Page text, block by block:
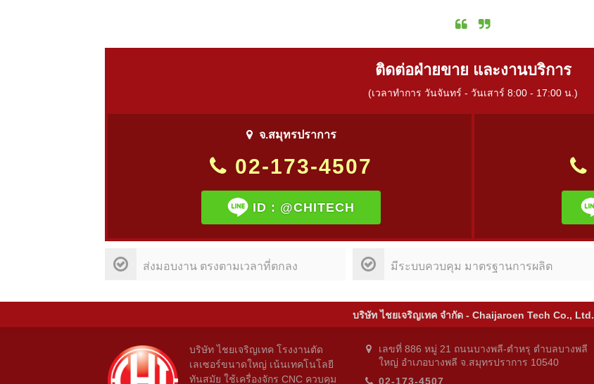
ติดต่อฝ่ายขาย และงานบริการ
(เวลาทำการ วันจันทร์ - วันเสาร์ 8:00 - 17:00 น.)
จ.สมุทรปราการ
02-173-4507
ID : @CHITECH
ส่งมอบงาน ตรงตามเวลาที่ตกลง มีระบบควบคุม มาตรฐานการผลิต
บริษัท ไชยเจริญเทค จำกัด - Chaijaroen Tech Co., Ltd.
บริษัท ไชยเจริญเทค โรงงานตัด
เลเซอร์ขนาดใหญ่ เน้นเทคโนโลยี
ทันสมัย ใช้เครื่องจักร CNC ควบคุม
เลขที่ 886 หมู่ 21 ถนนบางพลี-ตำหรุ ตำบลบางพลี
ใหญ่ อำเภอบางพลี จ.สมุทรปราการ 10540
02-173-4507